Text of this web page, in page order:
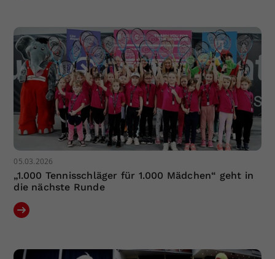
05.03.2026
„1.000 Tennisschläger für 1.000 Mädchen“ geht in
die nächste Runde